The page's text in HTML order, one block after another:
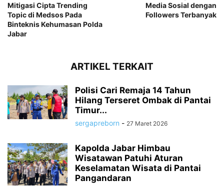
Mitigasi Cipta Trending
Topic di Medsos Pada
Binteknis Kehumasan Polda
Jabar
Media Sosial dengan
Followers Terbanyak
ARTIKEL TERKAIT
Polisi Cari Remaja 14 Tahun
Hilang Terseret Ombak di Pantai
Timur...
sergapreborn - 27 Maret 2026
Kapolda Jabar Himbau
Wisatawan Patuhi Aturan
Keselamatan Wisata di Pantai
Pangandaran